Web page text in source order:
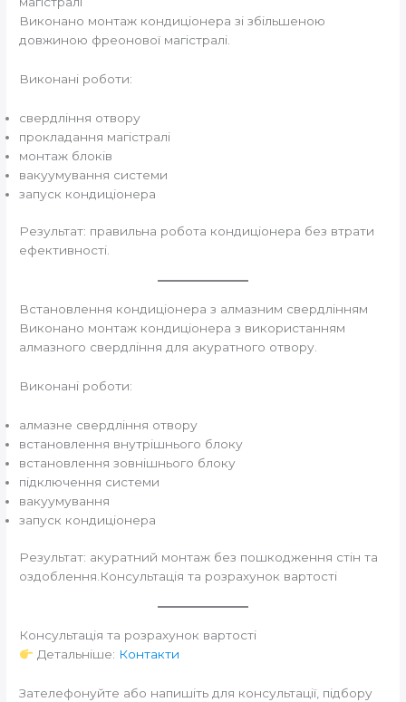
Виконано монтаж кондиціонера зі збільшеною
довжиною фреонової магістралі.
Виконані роботи:
свердління отвору
прокладання магістралі
монтаж блоків
вакуумування системи
запуск кондиціонера
Результат: правильна робота кондиціонера без втрати
ефективності.
Встановлення кондиціонера з алмазним свердлінням
Виконано монтаж кондиціонера з використанням
алмазного свердління для акуратного отвору.
Виконані роботи:
алмазне свердління отвору
встановлення внутрішнього блоку
встановлення зовнішнього блоку
підключення системи
вакуумування
запуск кондиціонера
Результат: акуратний монтаж без пошкодження стін та
оздоблення.Консультація та розрахунок вартості
Консультація та розрахунок вартості
Детальніше: Контакти
Зателефонуйте або напишіть для консультації, підбору